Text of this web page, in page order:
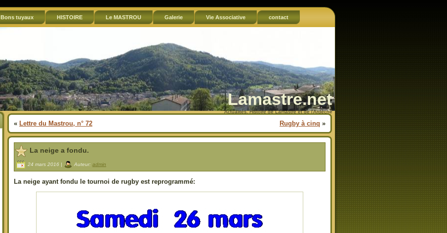
Bons tuyaux HISTOIRE Le MASTROU Galerie Vie Associative contact
Lamastre.net
Actualités, Histoire de Lamastre et de l'Ardèche
« Lettre du Mastrou, n° 72 Rugby à cinq »
La neige a fondu.
24 mars 2016 | Auteur: admin
La neige ayant fondu le tournoi de rugby est reprogrammé: